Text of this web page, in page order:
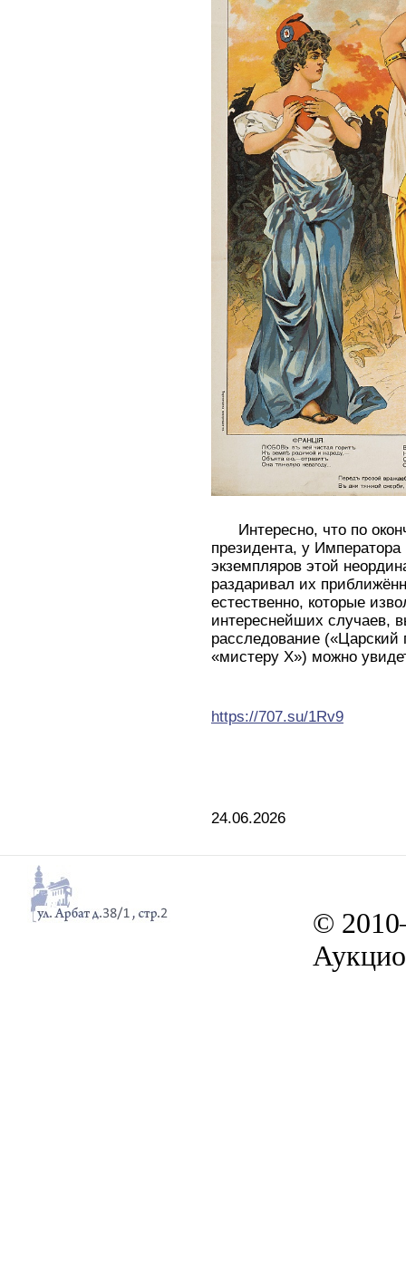
Интересно, что по
президента, у
экземпляров этой
раздаривал их
естественно, которые
интереснейших случаев,
расследование («Царский
«мистеру Х») можно
https://707.su/1Rv9
24.06.2026
©